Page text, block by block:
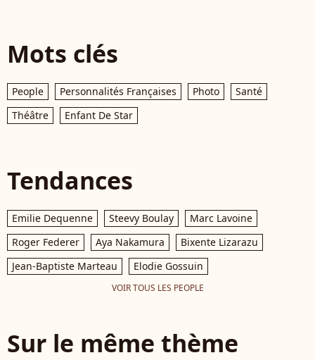
Mots clés
People Personnalités Françaises Photo
Santé
Théâtre
Enfant De Star
Tendances
Emilie Dequenne Steevy Boulay
Marc Lavoine
Roger Federer
Aya Nakamura
Bixente Lizarazu
Jean-Baptiste Marteau
Elodie Gossuin
VOIR TOUS LES PEOPLE
Sur le même thème